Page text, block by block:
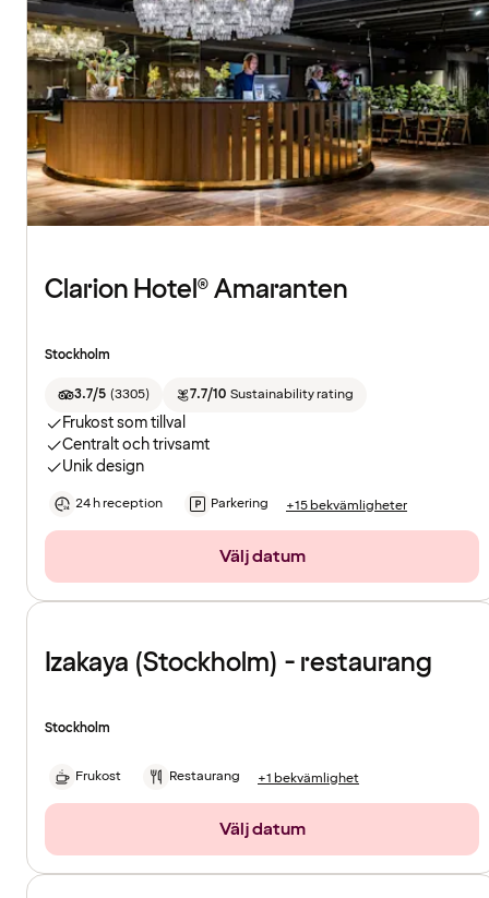
Clarion Hotel® Amaranten
Stockholm
3.7/5 (3305) 7.7/10 Sustainability rating
Frukost som tillval
Centralt och trivsamt
Unik design
24 h reception Parkering +15 bekvämligheter
Välj datum
Izakaya (Stockholm) - restaurang
Stockholm
Frukost Restaurang +1 bekvämlighet
Välj datum